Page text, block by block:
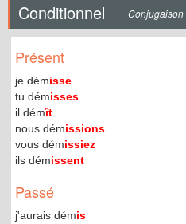
Conditionnel Conjugaison
Présent
je démisse
tu démisses
il démît
nous démissions
vous démissiez
ils démissent
Passé
j'aurais démis